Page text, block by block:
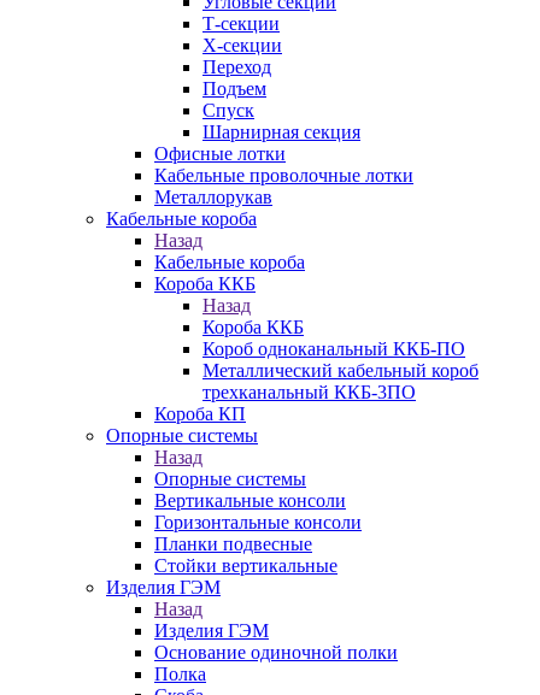
Т-секции
Х-секции
Переход
Подъем
Спуск
Шарнирная секция
Офисные лотки
Кабельные проволочные лотки
Металлорукав
Кабельные короба
Назад
Кабельные короба
Короба ККБ
Назад
Короба ККБ
Короб одноканальный ККБ-ПО
Металлический кабельный короб
трехканальный ККБ-3ПО
Короба КП
Опорные системы
Назад
Опорные системы
Вертикальные консоли
Горизонтальные консоли
Планки подвесные
Стойки вертикальные
Изделия ГЭМ
Назад
Изделия ГЭМ
Основание одиночной полки
Полка